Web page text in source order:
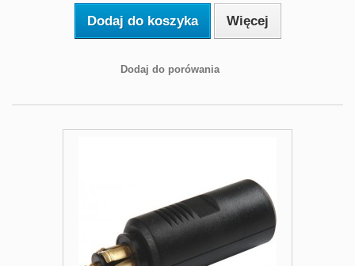
Dodaj do koszyka Więcej
Dodaj do porówania